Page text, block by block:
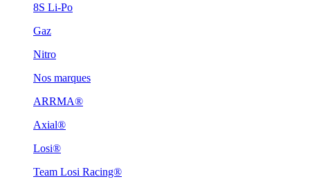
8S Li-Po
Gaz
Nitro
Nos marques
ARRMA®
Axial®
Losi®
Team Losi Racing®